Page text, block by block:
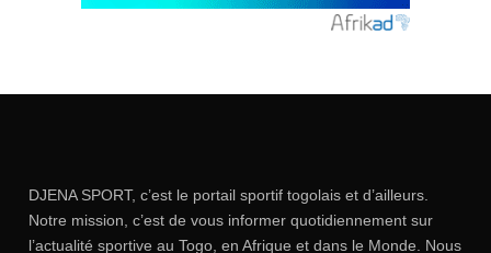
DJENA SPORT, c’est le portail sportif togolais et d’ailleurs.
Notre mission, c’est de vous informer quotidiennement sur
l’actualité sportive au Togo, en Afrique et dans le Monde. Nous